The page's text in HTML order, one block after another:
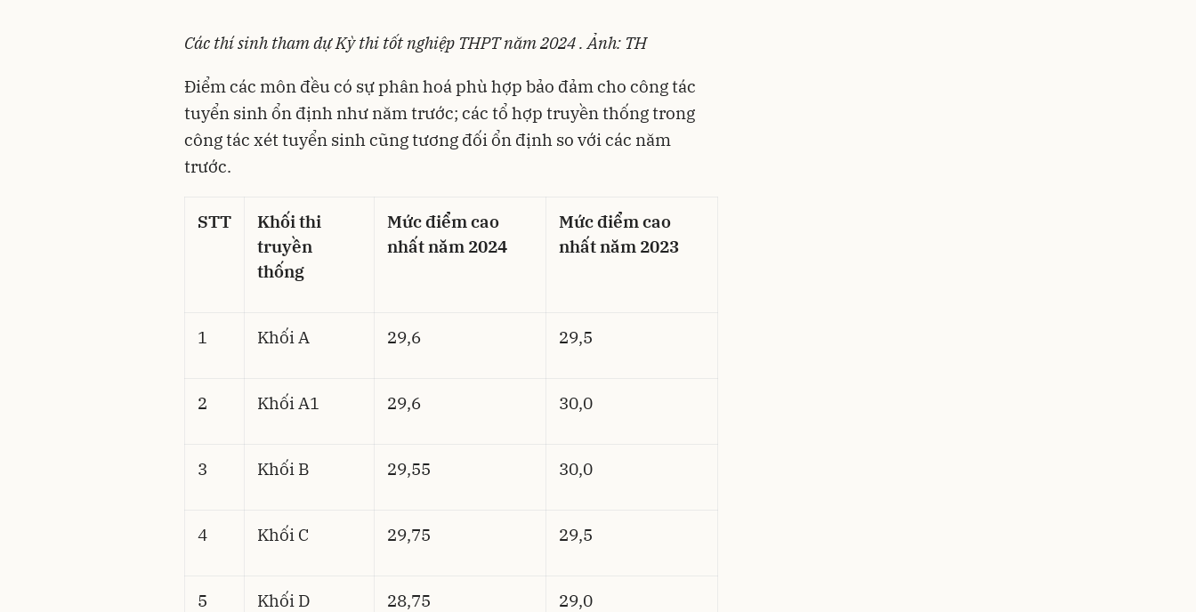
Các thí sinh tham dự Kỳ thi tốt nghiệp THPT năm 2024 . Ảnh: TH
Điểm các môn đều có sự phân hoá phù hợp bảo đảm cho công tác
tuyển sinh ổn định như năm trước; các tổ hợp truyền thống trong
công tác xét tuyển sinh cũng tương đối ổn định so với các năm
trước.
STT
Khối thi
truyền
thống
Mức điểm cao
nhất năm 2024
Mức điểm cao
nhất năm 2023
1 Khối A 29,6 29,5
2 Khối A1 29,6 30,0
3 Khối B 29,55 30,0
4 Khối C 29,75 29,5
5 Khối D 28,75 29,0